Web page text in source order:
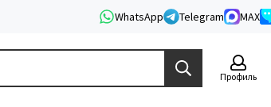
WhatsApp Telegram MAX
Профиль